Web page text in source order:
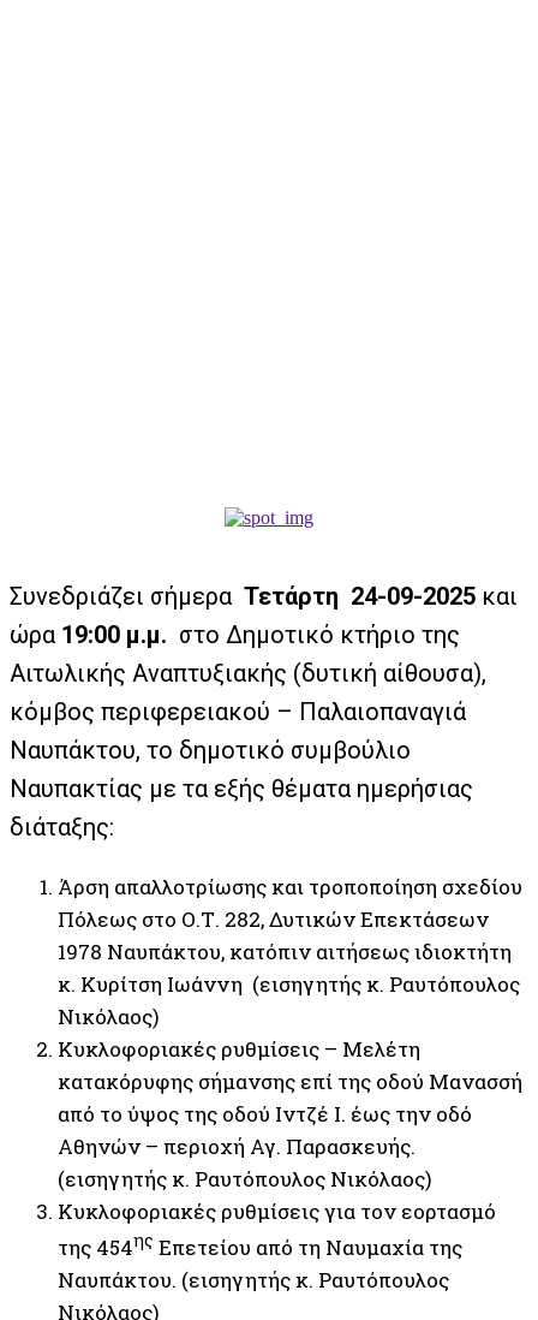
Συνεδριάζει σήμερα Τετάρτη 24-09-2025 και
ώρα 19:00 μ.μ. στο Δημοτικό κτήριο της
Αιτωλικής Αναπτυξιακής (δυτική αίθουσα),
κόμβος περιφερειακού – Παλαιοπαναγιά
Ναυπάκτου, το δημοτικό συμβούλιο
Ναυπακτίας με τα εξής θέματα ημερήσιας
διάταξης:
Άρση απαλλοτρίωσης και τροποποίηση σχεδίου
Πόλεως στο Ο.Τ. 282, Δυτικών Επεκτάσεων
1978 Ναυπάκτου, κατόπιν αιτήσεως ιδιοκτήτη
κ. Κυρίτση Ιωάννη (εισηγητής κ. Ραυτόπουλος
Νικόλαος)
Κυκλοφοριακές ρυθμίσεις – Μελέτη
κατακόρυφης σήμανσης επί της οδού Μανασσή
από το ύψος της οδού Ιντζέ Ι. έως την οδό
Αθηνών – περιοχή Αγ. Παρασκευής.
(εισηγητής κ. Ραυτόπουλος Νικόλαος)
Κυκλοφοριακές ρυθμίσεις για τον εορτασμό
της 454ης Επετείου από τη Ναυμαχία της
Ναυπάκτου. (εισηγητής κ. Ραυτόπουλος
Νικόλαος)